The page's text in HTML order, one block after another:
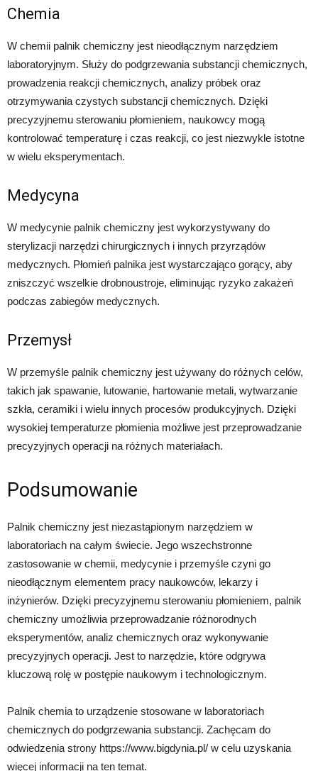
Chemia
W chemii palnik chemiczny jest nieodłącznym narzędziem
laboratoryjnym. Służy do podgrzewania substancji chemicznych,
prowadzenia reakcji chemicznych, analizy próbek oraz
otrzymywania czystych substancji chemicznych. Dzięki
precyzyjnemu sterowaniu płomieniem, naukowcy mogą
kontrolować temperaturę i czas reakcji, co jest niezwykle istotne
w wielu eksperymentach.
Medycyna
W medycynie palnik chemiczny jest wykorzystywany do
sterylizacji narzędzi chirurgicznych i innych przyrządów
medycznych. Płomień palnika jest wystarczająco gorący, aby
zniszczyć wszelkie drobnoustroje, eliminując ryzyko zakażeń
podczas zabiegów medycznych.
Przemysł
W przemyśle palnik chemiczny jest używany do różnych celów,
takich jak spawanie, lutowanie, hartowanie metali, wytwarzanie
szkła, ceramiki i wielu innych procesów produkcyjnych. Dzięki
wysokiej temperaturze płomienia możliwe jest przeprowadzanie
precyzyjnych operacji na różnych materiałach.
Podsumowanie
Palnik chemiczny jest niezastąpionym narzędziem w
laboratoriach na całym świecie. Jego wszechstronne
zastosowanie w chemii, medycynie i przemyśle czyni go
nieodłącznym elementem pracy naukowców, lekarzy i
inżynierów. Dzięki precyzyjnemu sterowaniu płomieniem, palnik
chemiczny umożliwia przeprowadzanie różnorodnych
eksperymentów, analiz chemicznych oraz wykonywanie
precyzyjnych operacji. Jest to narzędzie, które odgrywa
kluczową rolę w postępie naukowym i technologicznym.
Palnik chemia to urządzenie stosowane w laboratoriach
chemicznych do podgrzewania substancji. Zachęcam do
odwiedzenia strony https://www.bigdynia.pl/ w celu uzyskania
więcej informacji na ten temat.